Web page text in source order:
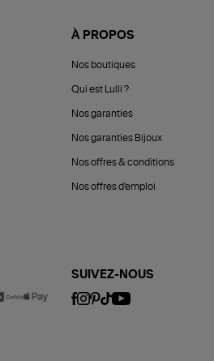
À PROPOS
Nos boutiques
Qui est Lulli ?
Nos garanties
Nos garanties Bijoux
Nos offres & conditions
Nos offres d'emploi
SUIVEZ-NOUS